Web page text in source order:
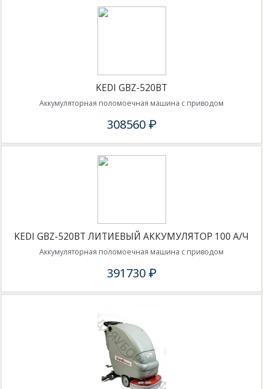
KEDI GBZ-520BT
Аккумуляторная поломоечная машина с приводом
308560 ₽
KEDI GBZ-520BT ЛИТИЕВЫЙ АККУМУЛЯТОР 100 А/Ч
Аккумуляторная поломоечная машина с приводом
391730 ₽